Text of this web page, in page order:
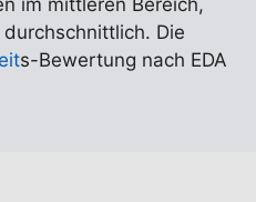
im mittleren Bereich,
Die
s-Bewertung nach EDA